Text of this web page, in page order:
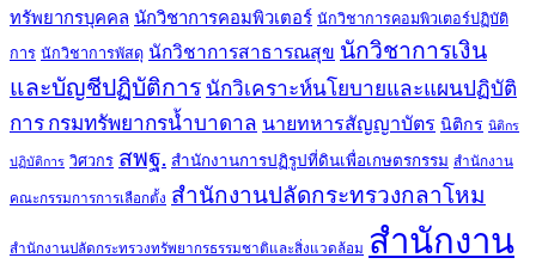
ทรัพยากรบุคคล นักวิชาการคอมพิวเตอร์ นักวิชาการคอมพิวเตอร์ปฏิบัติ
การ นักวิชาการพัสดุ นักวิชาการสาธารณสุข นักวิชาการเงิน
และบัญชีปฏิบัติการ นักวิเคราะห์นโยบายและแผนปฏิบัติ
การ กรมทรัพยากรน้ำบาดาล นายทหารสัญญาบัตร นิติกร นิติกร
ปฏิบัติการ วิศวกร สพฐ. สำนักงานการปฏิรูปที่ดินเพื่อเกษตรกรรม สำนักงาน
คณะกรรมการการเลือกตั้ง สำนักงานปลัดกระทรวงกลาโหม
สำนักงานปลัดกระทรวงทรัพยากรธรรมชาติและสิ่งแวดล้อม สำนักงาน